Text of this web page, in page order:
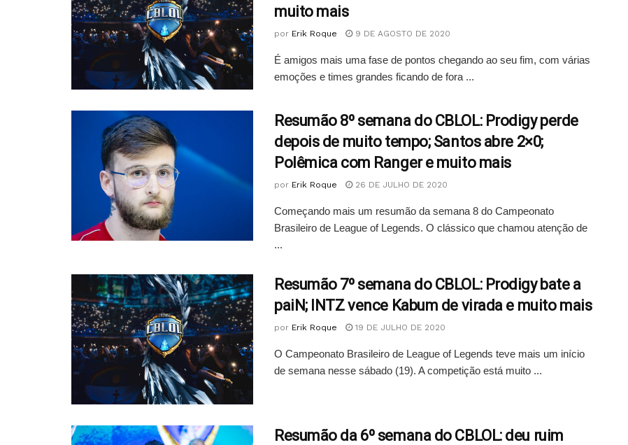
muito mais
por Erik Roque 9 DE AGOSTO DE 2020
É amigos mais uma fase de pontos chegando ao seu fim, com várias
emoções e times grandes ficando de fora ...
Resumão 8º semana do CBLOL: Prodigy perde
depois de muito tempo; Santos abre 2×0;
Polêmica com Ranger e muito mais
por Erik Roque 26 DE JULHO DE 2020
Começando mais um resumão da semana 8 do Campeonato
Brasileiro de League of Legends. O clássico que chamou atenção de
...
Resumão 7º semana do CBLOL: Prodigy bate a
paiN; INTZ vence Kabum de virada e muito mais
por Erik Roque 19 DE JULHO DE 2020
O Campeonato Brasileiro de League of Legends teve mais um início
de semana nesse sábado (19). A competição está muito ...
Resumão da 6º semana do CBLOL: deu ruim